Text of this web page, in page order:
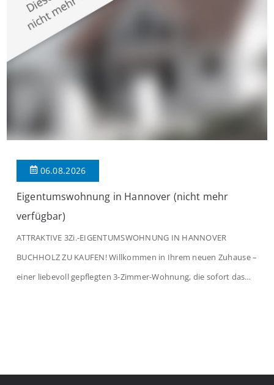
verbindet. Der […]
06.08.2026
Eigentumswohnung in Hannover (nicht mehr
verfügbar)
ATTRAKTIVE 3Zi.-EIGENTUMSWOHNUNG IN HANNOVER
BUCHHOLZ ZU KAUFEN! Willkommen in Ihrem neuen Zuhause –
einer liebevoll gepflegten 3-Zimmer-Wohnung, die sofort das